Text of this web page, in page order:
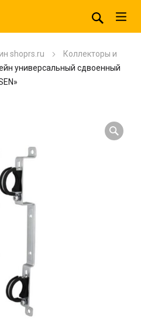
shoprs.ru
Коллекторы и
универсальный сдвоенный